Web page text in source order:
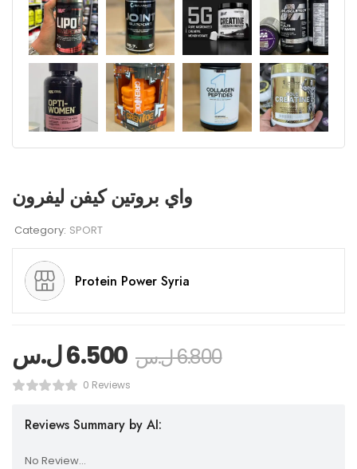
واي بروتين كيفن ليفرون
Category: SPORT
Protein Power Syria
6.500ل.س 6.800ل.س
0 Reviews
Reviews Summary by AI:
No Review...